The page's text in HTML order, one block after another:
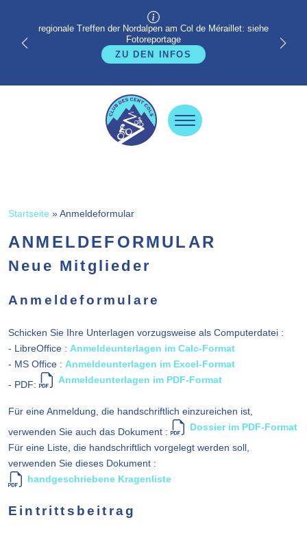
regionale Treffen der Nordalpen am Col de Méraillet: siehe
Fotoreportage
ZU DEN INFOS
Startseite »Anmeldeformular
ANMELDEFORMULAR
Neue Mitglieder
Anmeldeformulare
Schicken Sie Ihre Unterlagen vorzugsweise als Computerdatei :
- LibreOffice : Anmeldeunterlagen im Calc-Format
- MS Office : Anmeldeunterlagen im Excel-Format
- PDF:
Anmeldeunterlagen im PDF-Format
Für eine Anmeldung, die handschriftlich einzureichen ist,
verwenden Sie auch das Dokument :
Dossier im PDF-Format
Für eine Liste, die handschriftlich vorgelegt werden soll,
verwenden Sie dieses Dokument :
handgeschriebene Kragenliste
Eintrittsbeitrag